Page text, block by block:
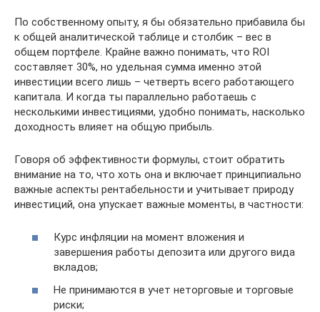
По собственному опыту, я бы обязательно прибавила бы
к общей аналитической таблице и столбик – вес в
общем портфеле. Крайне важно понимать, что ROI
составляет 30%, но удельная сумма именно этой
инвестиции всего лишь – четверть всего работающего
капитала. И когда ты параллельно работаешь с
несколькими инвестициями, удобно понимать, насколько
доходность влияет на общую прибыль.
Говоря об эффективности формулы, стоит обратить
внимание на то, что хоть она и включает принципиально
важные аспекты рентабельности и учитывает природу
инвестиций, она упускает важные моменты, в частности:
Курс инфляции на момент вложения и
завершения работы депозита или другого вида
вкладов;
Не принимаются в учет неторговые и торговые
риски;